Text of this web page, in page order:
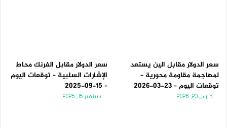
سعر الدولار مقابل الين يستعد
لمهاجمة مقاومة محورية –
توقعات اليوم – 23-03-2026
مارس 23, 2026
سعر الدولار مقابل الفرنك محاط
الإشارات السلبية – توقعات اليوم
– 15-09-2025
سبتمبر 15, 2025